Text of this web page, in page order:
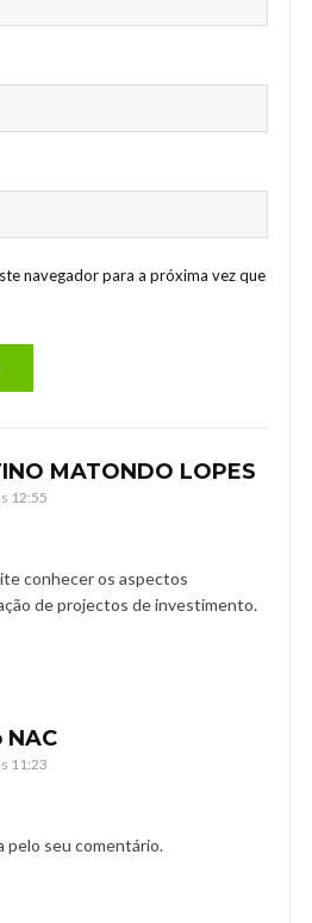
navegador para a próxima vez que
MATONDO LOPES
12:55
conhecer os aspectos
de projectos de investimento.
NAC
11:23
pelo seu comentário.